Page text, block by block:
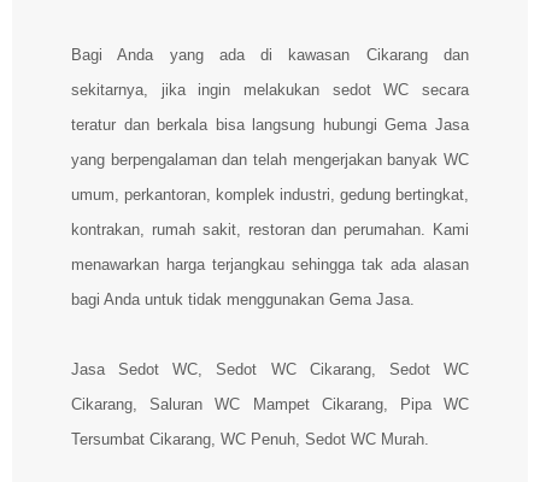
Bagi Anda yang ada di kawasan Cikarang dan
sekitarnya, jika ingin melakukan sedot WC secara
teratur dan berkala bisa langsung hubungi Gema Jasa
yang berpengalaman dan telah mengerjakan banyak WC
umum, perkantoran, komplek industri, gedung bertingkat,
kontrakan, rumah sakit, restoran dan perumahan. Kami
menawarkan harga terjangkau sehingga tak ada alasan
bagi Anda untuk tidak menggunakan Gema Jasa.
Jasa Sedot WC, Sedot WC Cikarang, Sedot WC
Cikarang, Saluran WC Mampet Cikarang, Pipa WC
Tersumbat Cikarang, WC Penuh, Sedot WC Murah.